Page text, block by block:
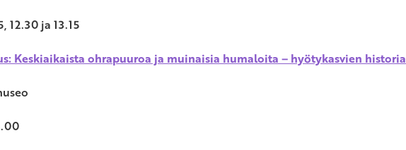
12.30 ja 13.15
Keskiaikaista ohrapuuroa ja muinaisia humaloita – hyötykasvien historia